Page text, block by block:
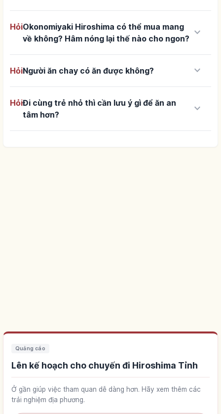
HỏiOkonomiyaki Hiroshima có thể mua mang
về không? Hâm nóng lại thế nào cho ngon? keyboard_arrow_down
HỏiNgười ăn chay có ăn được không? keyboard_arrow_down
HỏiĐi cùng trẻ nhỏ thì cần lưu ý gì để ăn an
tâm hơn?
keyboard_arrow_down
Quảng cáo
Lên kế hoạch cho chuyến đi Hiroshima Tỉnh
Ở gần giúp việc tham quan dễ dàng hơn. Hãy xem thêm các
trải nghiệm địa phương.